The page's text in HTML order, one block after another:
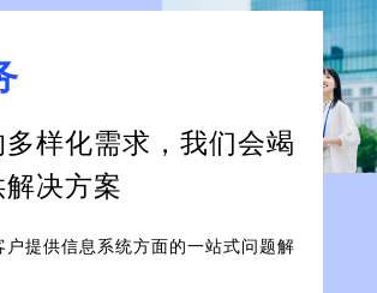
样化需求， 我们会竭
决方案
提供信息系统方面的一站式问题解